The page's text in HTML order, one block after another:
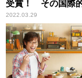
受賞！ その国際
る所以
2022.03.29